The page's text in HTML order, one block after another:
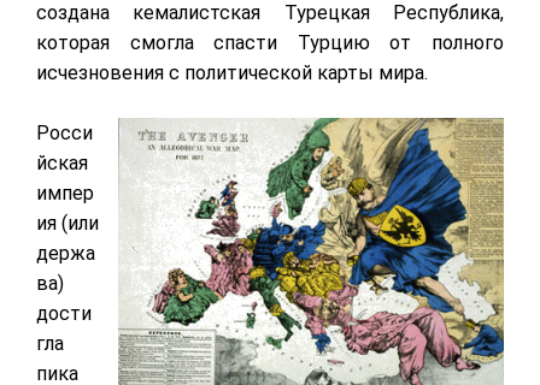
создана кемалистская Турецкая Республика,
которая смогла спасти Турцию от полного
исчезновения с политической карты мира.
Росси
йская
импер
ия (или
держа
ва)
дости
гла
пика